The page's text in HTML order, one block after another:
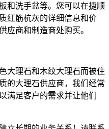
和洗手盆等。您可以在捷顺
红筋杭灰的详细信息和价
应商和制造商处购买。
大理石和木纹大理石而被住
的大理石供应商，我们经常
满足客户的需求并让他们